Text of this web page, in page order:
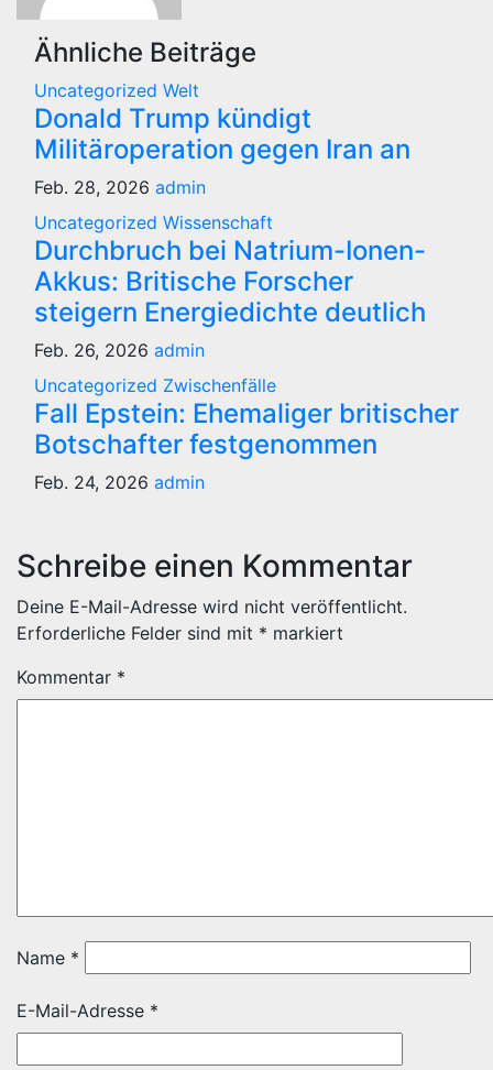
Ähnliche Beiträge
Uncategorized Welt
Donald Trump kündigt
Militäroperation gegen Iran an
Feb. 28, 2026 admin
Uncategorized Wissenschaft
Durchbruch bei Natrium-Ionen-
Akkus: Britische Forscher
steigern Energiedichte deutlich
Feb. 26, 2026 admin
Uncategorized Zwischenfälle
Fall Epstein: Ehemaliger britischer
Botschafter festgenommen
Feb. 24, 2026 admin
Schreibe einen Kommentar
Deine E-Mail-Adresse wird nicht veröffentlicht.
Erforderliche Felder sind mit * markiert
Kommentar *
Name *
E-Mail-Adresse *